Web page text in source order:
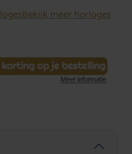
Bekijk meer horloges